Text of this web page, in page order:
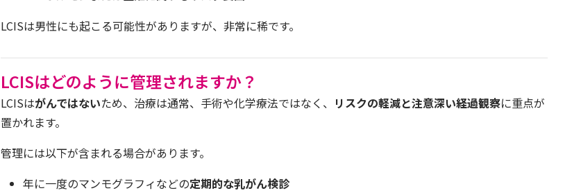
LCISは男性にも起こる可能性がありますが、非常に稀です。
LCISはどのように管理されますか？
LCISはがんではないため、治療は通常、手術や化学療法ではなく、 リスクの軽減と注意深い経過観察に重点が
置かれます。
管理には以下が含まれる場合があります。
年に一度のマンモグラフィなどの定期的な乳がん検診